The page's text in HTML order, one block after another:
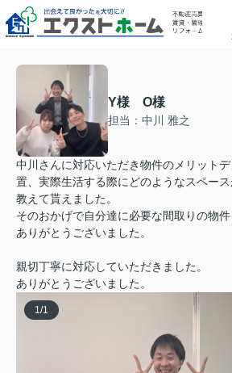
Y様 O様
担当：中川 雅之
中川さんに対応いただき物件のメリット
置、実際生活する際にどのようなスペー
教えて貰えました。
そのおかげで自分達に必要な間取りの物件
ありがとうございました。
親切丁寧に対応していただきました。
ありがとうございました。
1 /1